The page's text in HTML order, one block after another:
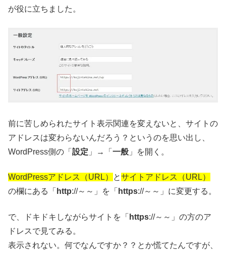
が役に立ちました。
前に苦しめられたサイト表示関連を変えないと、サイトの
アドレスは変わらないんだろう？というのを思い出し、
WordPress側の「 設定 」→「 一般 」を開く。
WordPressアドレス（URL） とサイトアドレス（URL）
の欄にある「 http://～～」を「 https://～～」に変更する。
で、ドキドキしながらサイトを「 https://～～」の方のア
ドレスで見てみる。
表示されない。何でなんですか？？とか慌てたんですが、